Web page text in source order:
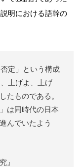
明における語幹の
定」という構成
上げよ、上げ
たものである。
は同時代の日本
んでいたよう
』